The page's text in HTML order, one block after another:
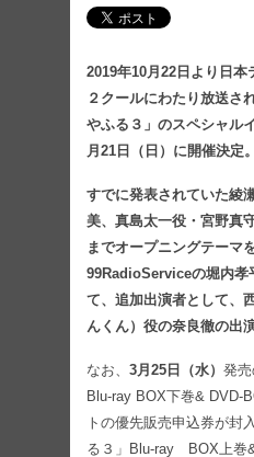
2019年10月22日より日本
２クールにわたり放送さ
やふる３」のスペシャル
月21日（日）に開催決定。
すでに発表されていた綾
美、真島太一役・宮野真
までオープニングテーマ
99RadioServiceの堀内孝
て、追加出演者として、
んくん）役の奈良徹の出
なお、 3月25日（水） 発売
Blu-ray BOX下巻& DVD-
トの優先販売申込券が封
る３」Blu-ray BOX上巻